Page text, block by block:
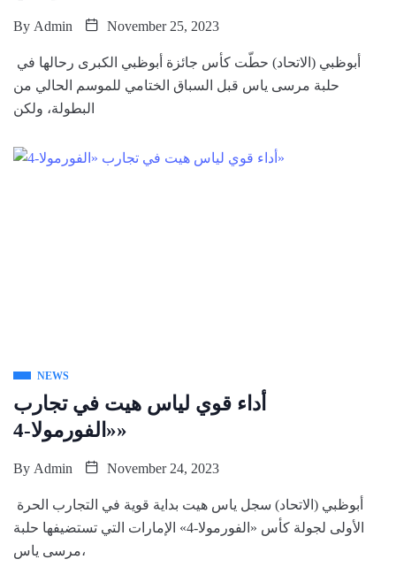
By Admin November 25, 2023
حلبة مرسى ياس قبل السباق الختامي للموسم الحالي من
البطولة، ولكن
NEWS
أداء قوي لياس هيت في تجارب
«الفورمولا-4»
By Admin November 24, 2023
الأولى لجولة كأس «الفورمولا-4» الإمارات التي تستضيفها حلبة
مرسى ياس،